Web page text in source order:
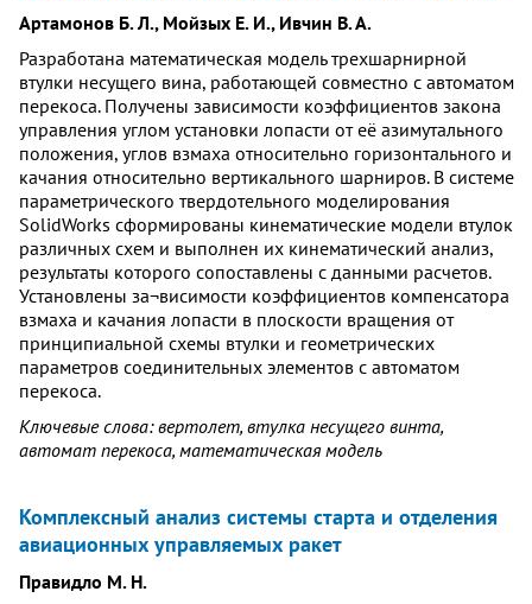
Артамонов Б. Л., Мойзых Е. И., Ивчин В. А.
Разработана математическая модель трехшарнирной
втулки несущего вина, работающей совместно с автоматом
перекоса. Получены зависимости коэффициентов закона
управления углом установки лопасти от её азимутального
положения, углов взмаха относительно горизонтального и
качания относительно вертикального шарниров. В системе
параметрического твердотельного моделирования
SolidWorks сформированы кинематические модели втулок
различных схем и выполнен их кинематический анализ,
результаты которого сопоставлены с данными расчетов.
Установлены за¬висимости коэффициентов компенсатора
взмаха и качания лопасти в плоскости вращения от
принципиальной схемы втулки и геометрических
параметров соединительных элементов с автоматом
перекоса.
Ключевые слова: вертолет, втулка несущего винта,
автомат перекоса, математическая модель
Комплексный анализ системы старта и отделения
авиационных управляемых ракет
Правидло М. Н.